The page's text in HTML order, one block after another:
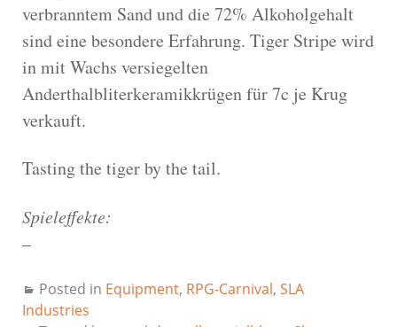
verbranntem Sand und die 72% Alkoholgehalt
sind eine besondere Erfahrung. Tiger Stripe wird
in mit Wachs versiegelten
Anderthalbliterkeramikkrügen für 7c je Krug
verkauft.
Tasting the tiger by the tail.
Spieleffekte:
–
Posted in Equipment, RPG-Carnival, SLA
Industries